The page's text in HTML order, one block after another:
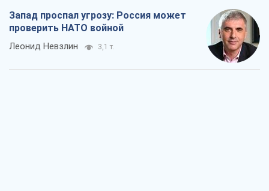
Запад проспал угрозу: Россия может
проверить НАТО войной
Леонид Невзлин 3,1 т.